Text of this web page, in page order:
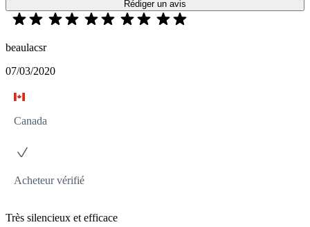
Rédiger un avis
beaulacsr
07/03/2020
Canada
Acheteur vérifié
Très silencieux et efficace